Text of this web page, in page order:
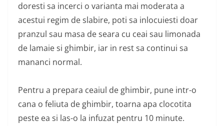
doresti sa incerci o varianta mai moderata a
acestui regim de slabire, poti sa inlocuiesti doar
pranzul sau masa de seara cu ceai sau limonada
de lamaie si ghimbir, iar in rest sa continui sa
mananci normal.
Pentru a prepara ceaiul de ghimbir, pune intr-o
cana o feliuta de ghimbir, toarna apa clocotita
peste ea si las-o la infuzat pentru 10 minute.